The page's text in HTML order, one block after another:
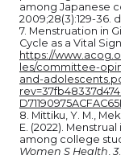
among Japanese
2009;28(3):129-36.
7. Menstruation in
Cycle as a Vital
https://
les/committee-
and-
8. Mittiku, Y. M.,
E. (2022).
among college
Women S Health, 3.